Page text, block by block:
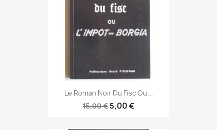
Le Roman Noir Du Fisc Ou...
15,00 € 5,00 €